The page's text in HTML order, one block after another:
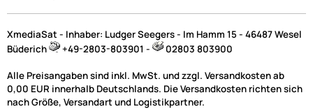
XmediaSat - Inhaber: Ludger Seegers - Im Hamm 15 - 46487 Wesel
Büderich
+49-2803-803901 - 02803 803900
Alle Preisangaben sind inkl. MwSt. und zzgl. Versandkosten ab
0,00 EUR innerhalb Deutschlands. Die Versandkosten richten sich
nach Größe, Versandart und Logistikpartner.